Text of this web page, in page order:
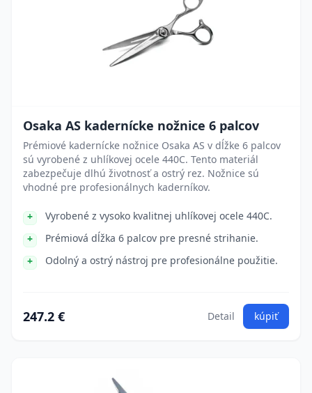
Osaka AS kadernícke nožnice 6 palcov
Prémiové kadernícke nožnice Osaka AS v dĺžke 6 palcov
sú vyrobené z uhlíkovej ocele 440C. Tento materiál
zabezpečuje dlhú životnosť a ostrý rez. Nožnice sú
vhodné pre profesionálnych kaderníkov.
Vyrobené z vysoko kvalitnej uhlíkovej ocele 440C.
Prémiová dĺžka 6 palcov pre presné strihanie.
Odolný a ostrý nástroj pre profesionálne použitie.
247.2 € Detail kúpiť